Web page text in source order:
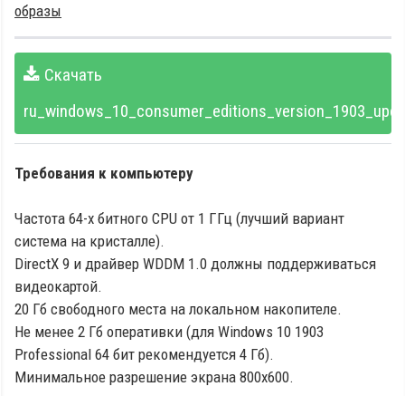
образы
Скачать
Требования к компьютеру
Частота 64-х битного CPU от 1 ГГц (лучший вариант
система на кристалле).
DirectX 9 и драйвер WDDM 1.0 должны поддерживаться
видеокартой.
20 Гб свободного места на локальном накопителе.
Не менее 2 Гб оперативки (для Windows 10 1903
Professional 64 бит рекомендуется 4 Гб).
Минимальное разрешение экрана 800x600.